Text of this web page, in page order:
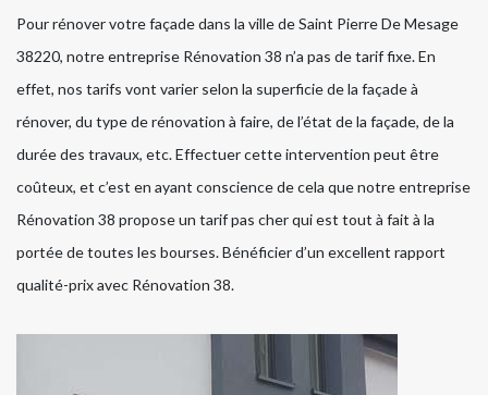
Pour rénover votre façade dans la ville de Saint Pierre De Mesage
38220, notre entreprise Rénovation 38 n’a pas de tarif fixe. En
effet, nos tarifs vont varier selon la superficie de la façade à
rénover, du type de rénovation à faire, de l’état de la façade, de la
durée des travaux, etc. Effectuer cette intervention peut être
coûteux, et c’est en ayant conscience de cela que notre entreprise
Rénovation 38 propose un tarif pas cher qui est tout à fait à la
portée de toutes les bourses. Bénéficier d’un excellent rapport
qualité-prix avec Rénovation 38.